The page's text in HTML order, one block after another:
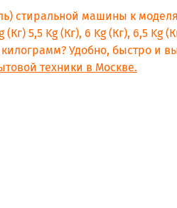
стиральной машины к
(Кг) 5,5 Kg (Кг), 6 Kg (Кг), 6,5 Kg
килограмм? Удобно, быстро и
техники в Москве.